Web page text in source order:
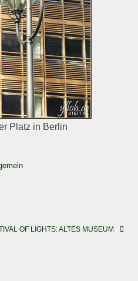
Platz in Berlin
OF LIGHTS: ALTES MUSEUM